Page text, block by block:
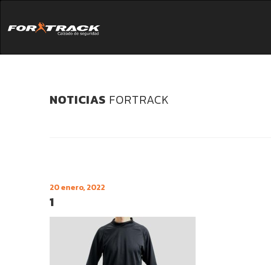
NOTICIAS FORTRACK
20 enero, 2022
1